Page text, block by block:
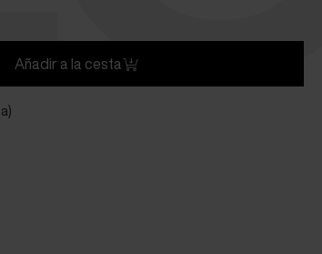
Añadir a la cesta